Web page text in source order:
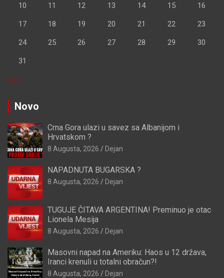
10 11 12 13 14 15 16
17 18 19 20 21 22 23
24 25 26 27 28 29 30
31
« jul
Novo
Crna Gora ulazi u savez sa Albanijom i
Hrvatskom ?
8 Augusta, 2026 Dejan
NAPADNUTA BUGARSKA ?
8 Augusta, 2026 Dejan
TUGUJE ČITAVA ARGENTINA! Preminuo je otac
Lionela Mesija
8 Augusta, 2026 Dejan
Masovni napad na Ameriku: Haos u 12 država,
Iranci krenuli u totalni obračun?!
8 Augusta, 2026 Dejan